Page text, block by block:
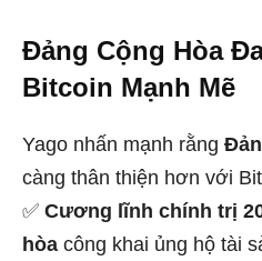
Đảng Cộng Hòa
Bitcoin Mạnh Mẽ
Yago nhấn mạnh rằng
càng thân thiện hơn với
✅ Cương lĩnh chính trị
hòa công khai ủng hộ tài